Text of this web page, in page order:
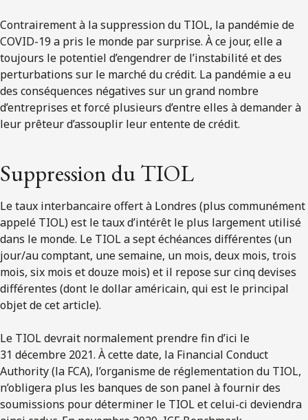
Contrairement à la suppression du TIOL, la pandémie de
COVID-19 a pris le monde par surprise. À ce jour, elle a
toujours le potentiel d’engendrer de l’instabilité et des
perturbations sur le marché du crédit. La pandémie a eu
des conséquences négatives sur un grand nombre
d’entreprises et forcé plusieurs d’entre elles à demander à
leur prêteur d’assouplir leur entente de crédit.
Suppression du TIOL
Le taux interbancaire offert à Londres (plus communément
appelé TIOL) est le taux d’intérêt le plus largement utilisé
dans le monde. Le TIOL a sept échéances différentes (un
jour/au comptant, une semaine, un mois, deux mois, trois
mois, six mois et douze mois) et il repose sur cinq devises
différentes (dont le dollar américain, qui est le principal
objet de cet article).
Le TIOL devrait normalement prendre fin d’ici le
31 décembre 2021. À cette date, la Financial Conduct
Authority (la FCA), l’organisme de réglementation du TIOL,
n’obligera plus les banques de son panel à fournir des
soumissions pour déterminer le TIOL et celui-ci deviendra